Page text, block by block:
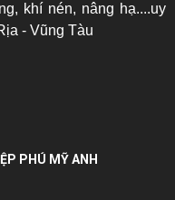
khí nén, nâng hạ....uy
- Vũng Tàu
PHÚ MỸ ANH